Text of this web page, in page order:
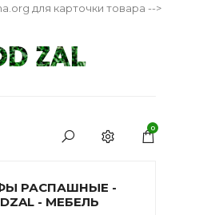
для карточки товара -->
0
РАСПАШНЫЕ -
- МЕБЕЛЬ